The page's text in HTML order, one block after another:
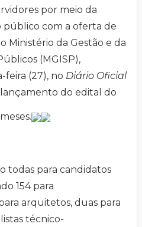
por meio da
público com a oferta de
Ministério da Gestão e da
(MGISP),
(27), no Diário Oficial
do edital do
todas para candidatos
154 para
arquitetos, duas para
técnico-